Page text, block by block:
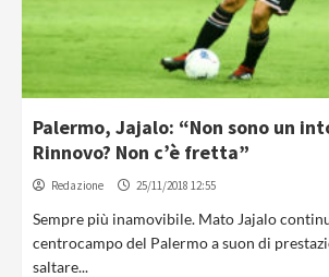
Palermo, Jajalo: “Non sono un
Rinnovo? Non c’è fretta”
Redazione 25/11/2018 12:55
Sempre più inamovibile. Mato Jajalo
centrocampo del Palermo a suon di
saltare...